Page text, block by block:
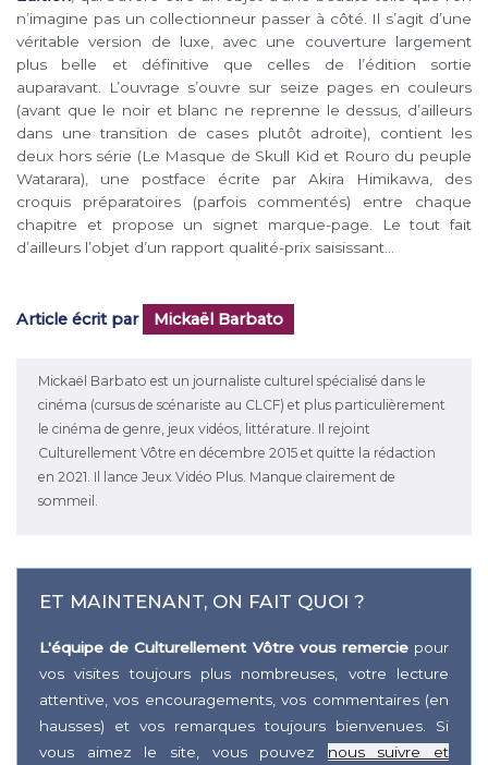
n’imagine pas un collectionneur passer à côté. Il s’agit d’une
véritable version de luxe, avec une couverture largement
plus belle et définitive que celles de l’édition sortie
auparavant. L’ouvrage s’ouvre sur seize pages en couleurs
(avant que le noir et blanc ne reprenne le dessus, d’ailleurs
dans une transition de cases plutôt adroite), contient les
deux hors série (Le Masque de Skull Kid et Rouro du peuple
Watarara), une postface écrite par Akira Himikawa, des
croquis préparatoires (parfois commentés) entre chaque
chapitre et propose un signet marque-page. Le tout fait
d’ailleurs l’objet d’un rapport qualité-prix saisissant…
Article écrit par Mickaël Barbato
Mickaël Barbato est un journaliste culturel spécialisé dans le
cinéma (cursus de scénariste au CLCF) et plus particulièrement
le cinéma de genre, jeux vidéos, littérature. Il rejoint
Culturellement Vôtre en décembre 2015 et quitte la rédaction
en 2021. Il lance Jeux Vidéo Plus. Manque clairement de
sommeil.
ET MAINTENANT, ON FAIT QUOI ?
L'équipe de Culturellement Vôtre vous remerciepour
vos visites toujours plus nombreuses, votre lecture
attentive, vos encouragements, vos commentaires (en
hausses) et vos remarques toujours bienvenues. Si
vous aimez le site, vous pouvez nous suivre et